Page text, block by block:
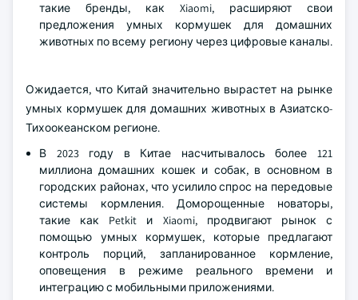
такие бренды, как Xiaomi, расширяют свои
предложения умных кормушек для домашних
животных по всему региону через цифровые каналы.
Ожидается, что Китай значительно вырастет на рынке
умных кормушек для домашних животных в Азиатско-
Тихоокеанском регионе.
В 2023 году в Китае насчитывалось более 121
миллиона домашних кошек и собак, в основном в
городских районах, что усилило спрос на передовые
системы кормления. Доморощенные новаторы,
такие как Petkit и Xiaomi, продвигают рынок с
помощью умных кормушек, которые предлагают
контроль порций, запланированное кормление,
оповещения в режиме реального времени и
интеграцию с мобильными приложениями.